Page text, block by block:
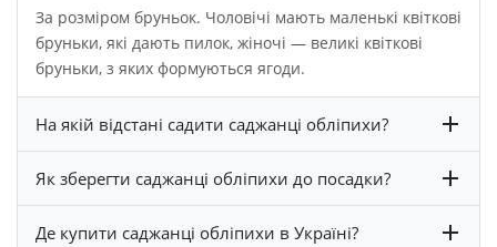
За розміром бруньок. Чоловічі мають маленькі квіткові
бруньки, які дають пилок, жіночі — великі квіткові
бруньки, з яких формуються ягоди.
На якій відстані садити саджанці обліпихи?
Як зберегти саджанці обліпихи до посадки?
Де купити саджанці обліпихи в Україні?